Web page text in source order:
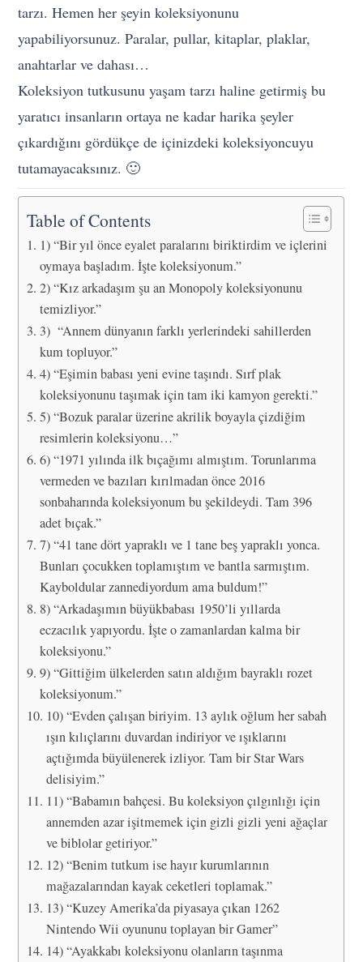
tarzı. Hemen her şeyin koleksiyonunu
yapabiliyorsunuz. Paralar, pullar, kitaplar, plaklar,
anahtarlar ve dahası…
Koleksiyon tutkusunu yaşam tarzı haline getirmiş bu
yaratıcı insanların ortaya ne kadar harika şeyler
çıkardığını gördükçe de içinizdeki koleksiyoncuyu
tutamayacaksınız. 🙂
Table of Contents
1) “Bir yıl önce eyalet paralarını biriktirdim ve içlerini
oymaya başladım. İşte koleksiyonum.”
2) “Kız arkadaşım şu an Monopoly koleksiyonunu
temizliyor.”
3) “Annem dünyanın farklı yerlerindeki sahillerden
kum topluyor.”
4) “Eşimin babası yeni evine taşındı. Sırf plak
koleksiyonunu taşımak için tam iki kamyon gerekti.”
5) “Bozuk paralar üzerine akrilik boyayla çizdiğim
resimlerin koleksiyonu…”
6) “1971 yılında ilk bıçağımı almıştım. Torunlarıma
vermeden ve bazıları kırılmadan önce 2016
sonbaharında koleksiyonum bu şekildeydi. Tam 396
adet bıçak.”
7) “41 tane dört yapraklı ve 1 tane beş yapraklı yonca.
Bunları çocukken toplamıştım ve bantla sarmıştım.
Kayboldular zannediyordum ama buldum!”
8) “Arkadaşımın büyükbabası 1950’li yıllarda
eczacılık yapıyordu. İşte o zamanlardan kalma bir
koleksiyonu.”
9) “Gittiğim ülkelerden satın aldığım bayraklı rozet
koleksiyonum.”
10) “Evden çalışan biriyim. 13 aylık oğlum her sabah
ışın kılıçlarını duvardan indiriyor ve ışıklarını
açtığımda büyülenerek izliyor. Tam bir Star Wars
delisiyim.”
11) “Babamın bahçesi. Bu koleksiyon çılgınlığı için
annemden azar işitmemek için gizli gizli yeni ağaçlar
ve biblolar getiriyor.”
12) “Benim tutkum ise hayır kurumlarının
mağazalarından kayak ceketleri toplamak.”
13) “Kuzey Amerika’da piyasaya çıkan 1262
Nintendo Wii oyununu toplayan bir Gamer”
14) “Ayakkabı koleksiyonu olanların taşınma